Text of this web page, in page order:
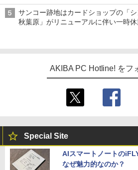
サンコー跡地はカードショップの「
秋葉原」がリニューアルに伴い一時休
AKIBA PC Hotline! をフ
Special Site
AIスマートノートの
なぜ魅力的なのか？